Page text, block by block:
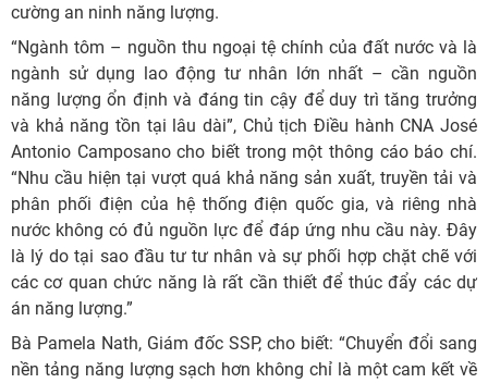
cường an ninh năng lượng.
“Ngành tôm – nguồn thu ngoại tệ chính của đất nước và là
ngành sử dụng lao động tư nhân lớn nhất – cần nguồn
năng lượng ổn định và đáng tin cậy để duy trì tăng trưởng
và khả năng tồn tại lâu dài”, Chủ tịch Điều hành CNA José
Antonio Camposano cho biết trong một thông cáo báo chí.
“Nhu cầu hiện tại vượt quá khả năng sản xuất, truyền tải và
phân phối điện của hệ thống điện quốc gia, và riêng nhà
nước không có đủ nguồn lực để đáp ứng nhu cầu này. Đây
là lý do tại sao đầu tư tư nhân và sự phối hợp chặt chẽ với
các cơ quan chức năng là rất cần thiết để thúc đẩy các dự
án năng lượng.”
Bà Pamela Nath, Giám đốc SSP, cho biết: “Chuyển đổi sang
nền tảng năng lượng sạch hơn không chỉ là một cam kết về